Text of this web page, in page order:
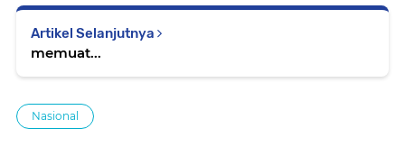
Artikel Selanjutnya
memuat...
Nasional